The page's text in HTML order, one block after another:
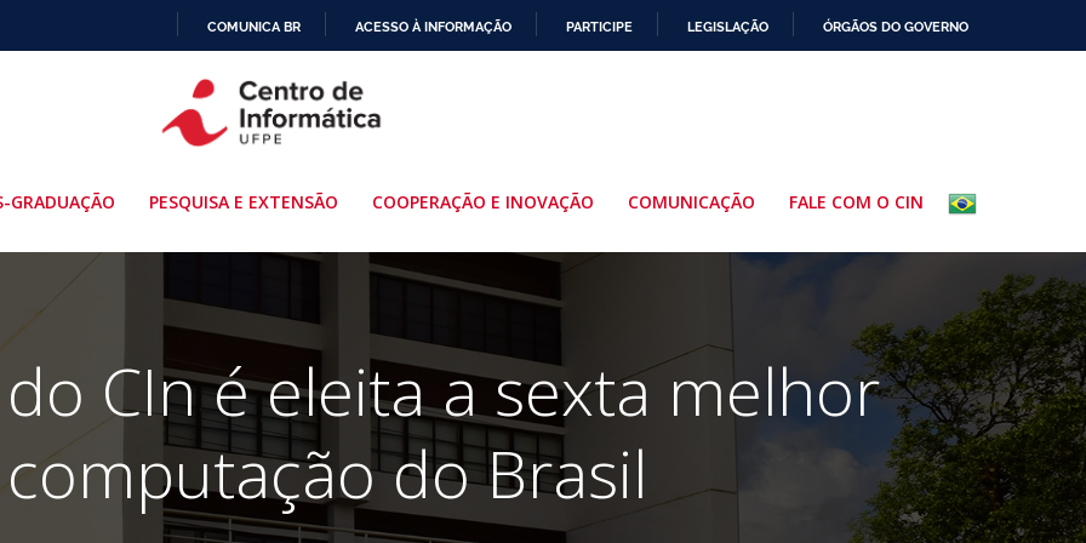
PARA
O
COMUNICA BR ACESSO À INFORMAÇÃO PARTICIPE LEGISLAÇÃO ÓRGÃOS DO GOVERNO
GRADUAÇÃO PESQUISA E EXTENSÃO COOPERAÇÃO E INOVAÇÃO COMUNICAÇÃO FALE COM O CIN
CIn é eleita a sexta melhor
do Brasil